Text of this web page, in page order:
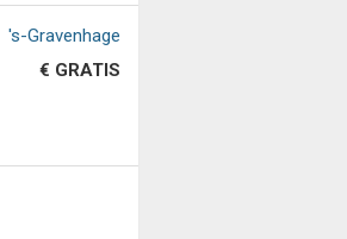
's-Gravenhage
€ GRATIS